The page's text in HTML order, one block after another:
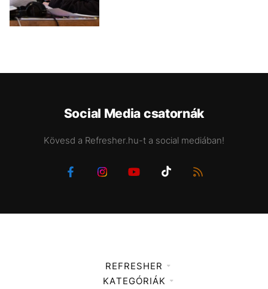
Social Media csatornák
Kövesd a Refresher.hu-t a social mediában!
REFRESHER
Médiaajánlat
KATEGÓRIÁK